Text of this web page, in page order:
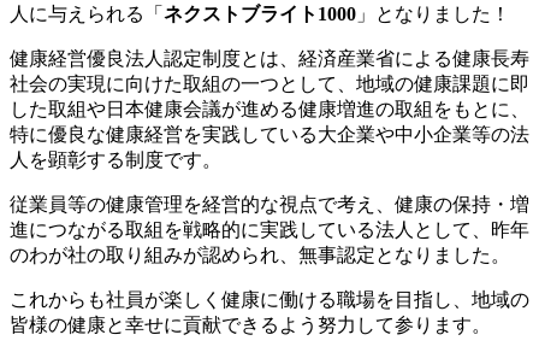
人に与えられる「 ネクストブライト1000 」となりました！
健康経営優良法人認定制度とは、経済産業省による健康長寿
社会の実現に向けた取組の一つとして、地域の健康課題に即
した取組や日本健康会議が進める健康増進の取組をもとに、
特に優良な健康経営を実践している大企業や中小企業等の法
人を顕彰する制度です。
従業員等の健康管理を経営的な視点で考え、健康の保持・増
進につながる取組を戦略的に実践している法人として、昨年
のわが社の取り組みが認められ、無事認定となりました。
これからも社員が楽しく健康に働ける職場を目指し、地域の
皆様の健康と幸せに貢献できるよう努力して参ります。